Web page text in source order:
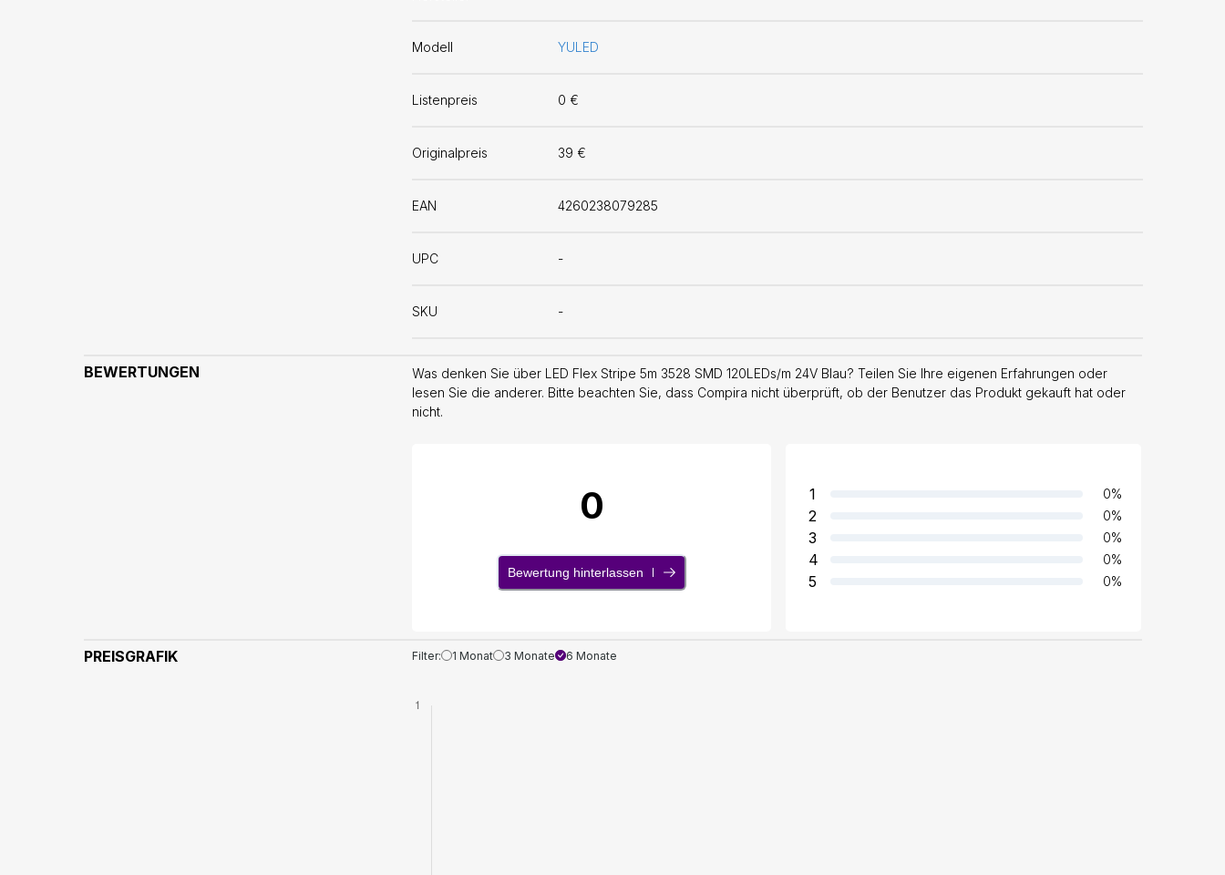
Modell YULED
Listenpreis 0 €
Originalpreis 39 €
EAN 4260238079285
UPC -
SKU -
BEWERTUNGEN
Was denken Sie über LED Flex Stripe 5m 3528 SMD 120LEDs/m 24V Blau? Teilen Sie Ihre eigenen Erfahrungen oder
lesen Sie die anderer. Bitte beachten Sie, dass Compira nicht überprüft, ob der Benutzer das Produkt gekauft hat oder
nicht.
0
Bewertung hinterlassen
1 0%
2 0%
3 0%
4 0%
5 0%
PREISGRAFIK Filter: 1 Monat 3 Monate 6 Monate